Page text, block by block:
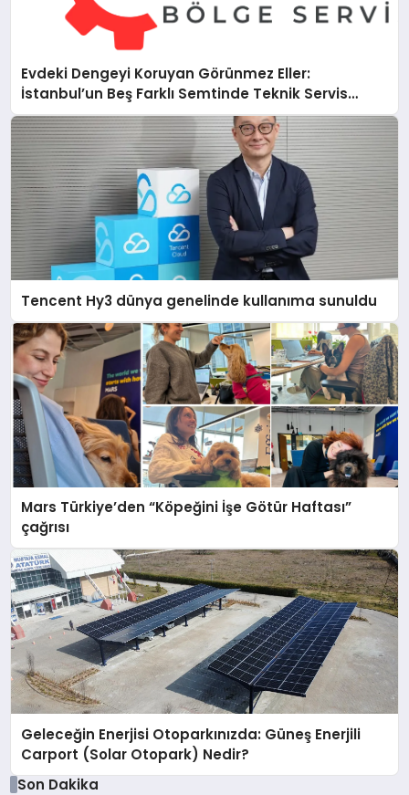
Evdeki Dengeyi Koruyan Görünmez Eller:
İstanbul’un Beş Farklı Semtinde Teknik Servis
Gerçeği
Tencent Hy3 dünya genelinde kullanıma sunuldu
Mars Türkiye’den “Köpeğini İşe Götür Haftası”
çağrısı
Geleceğin Enerjisi Otoparkınızda: Güneş Enerjili
Carport (Solar Otopark) Nedir?
Son Dakika